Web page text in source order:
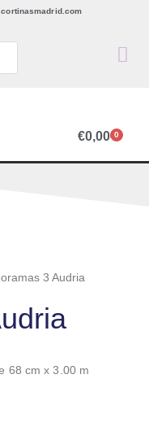
€0,00 0
3 Audria
68 cm x 3.00 m